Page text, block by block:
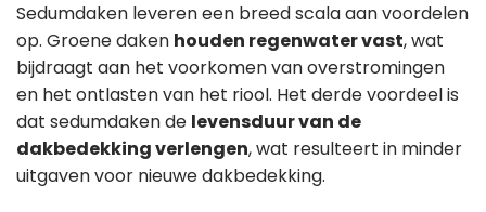
Sedumdaken leveren een breed scala aan voordelen
op. Groene daken houden regenwater vast, wat
bijdraagt aan het voorkomen van overstromingen
en het ontlasten van het riool. Het derde voordeel is
dat sedumdaken de levensduur van de
dakbedekking verlengen, wat resulteert in minder
uitgaven voor nieuwe dakbedekking.